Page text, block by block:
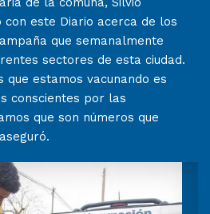
con este Diario acerca de los
que semanalmente
sectores de esta ciudad.
que estamos vacunando es
conscientes por las
que son números que